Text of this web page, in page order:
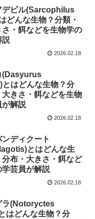
デビル(Sarcophilus
どんな生物？分類・
・餌などを生物学の
説
2026.02.18
(Dasyurus
はどんな生物？分
きさ・餌などを生物
が解説
2026.02.18
ディクート
とはどんな生
布・大きさ・餌など
学芸員が解説
2026.02.18
ラ(Notoryctes
はどんな生物？分